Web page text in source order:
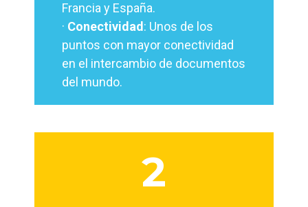
Francia y España.
· Conectividad: Unos de los
puntos con mayor conectividad
en el intercambio de documentos
del mundo.
2